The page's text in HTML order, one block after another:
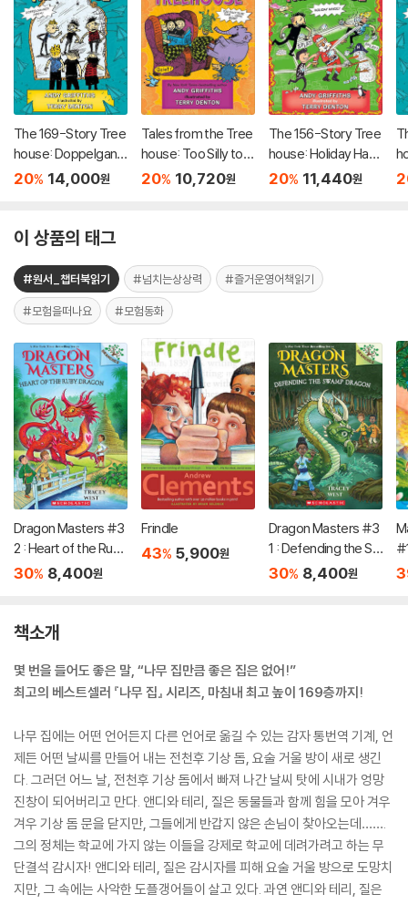
The 169-Story Tree
house: Doppelgang
er Doom! (미국판)
20% 14,000원
Tales from the Tree
house: Too Silly to B
e Told . . . Until Now!
20% 10,720원
The 156-Story Tree
house: Holiday Hav
oc!
20% 11,440원
이 상품의 태그
#원서_챕터북읽기 #넘치는상상력 #즐거운영어책읽기
#모험을떠나요 #모험동화
Dragon Masters #3
2 : Heart of the Ruby
Dragon (A Branches
30% 8,400원
Frindle
43% 5,900원
Dragon Masters #3
1 : Defending the Sw
amp Dragon (A Bran
30% 8,400원
e
책소개
몇 번을 들어도 좋은 말, “나무 집만큼 좋은 집은 없어!”
최고의 베스트셀러 『나무 집』 시리즈, 마침내 최고 높이 169층까지!
나무 집에는 어떤 언어든지 다른 언어로 옮길 수 있는 감자 통번역 기계, 언
제든 어떤 날씨를 만들어 내는 전천후 기상 돔, 요술 거울 방이 새로 생긴
다. 그러던 어느 날, 전천후 기상 돔에서 빠져 나간 날씨 탓에 시내가 엉망
진창이 되어버리고 만다. 앤디와 테리, 질은 동물들과 함께 힘을 모아 겨우
겨우 기상 돔 문을 닫지만, 그들에게 반갑지 않은 손님이 찾아오는데…….
그의 정체는 학교에 가지 않는 이들을 강제로 학교에 데려가려고 하는 무
단결석 감시자! 앤디와 테리, 질은 감시자를 피해 요술 거울 방으로 도망치
지만, 그 속에는 사악한 도플갱어들이 살고 있다. 과연 앤디와 테리, 질은